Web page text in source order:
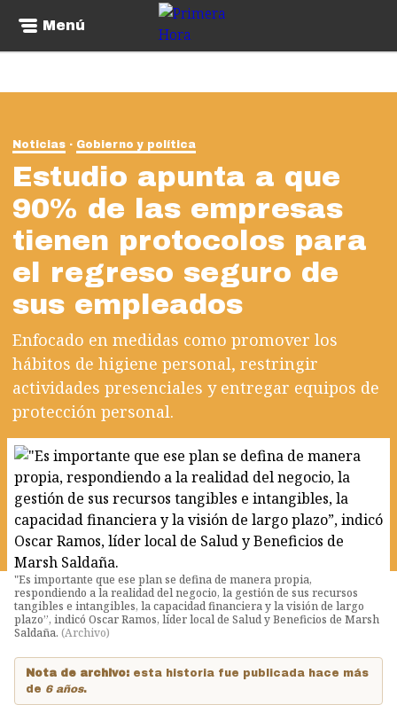
Menú
Noticias Gobierno y política
Estudio apunta a que
90% de las empresas
tienen protocolos para
el regreso seguro de
sus empleados
Enfocado en medidas como promover los
hábitos de higiene personal, restringir
actividades presenciales y entregar equipos de
protección personal.
"Es importante que ese plan se defina de manera propia,
respondiendo a la realidad del negocio, la gestión de sus recursos
tangibles e intangibles, la capacidad financiera y la visión de largo
plazo”, indicó Oscar Ramos, líder local de Salud y Beneficios de Marsh
Saldaña. (Archivo)
Nota de archivo: esta historia fue publicada hace más
de 6 años.